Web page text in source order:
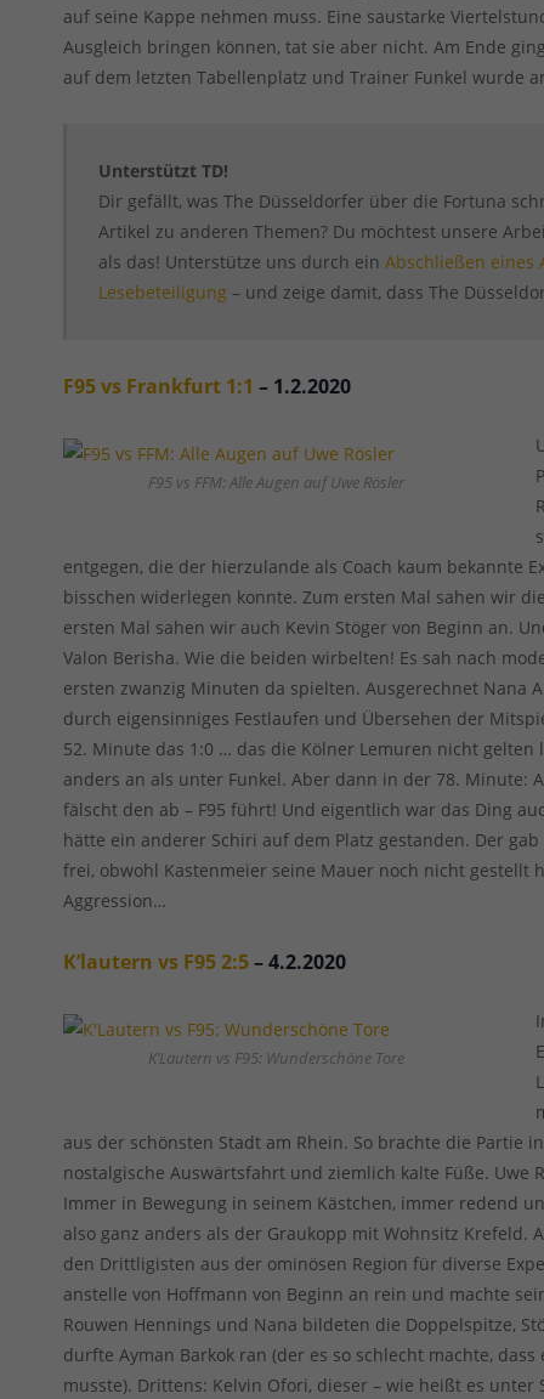
auf seine Kappe nehmen muss. Eine saustarke
Ausgleich bringen können, tat sie aber nicht. Am Ende
auf dem letzten Tabellenplatz und Trainer Funkel wurde
Unterstützt TD!
Dir gefällt, was The Düsseldorfer über die Fortuna
Artikel zu anderen Themen? Du möchtest unsere
als das! Unterstütze uns durch einAbschließen eines
Lesebeteiligung – und zeige damit, dass The
F95 vs Frankfurt 1:1 – 1.2.2020
F95 vs FFM: Alle Augen auf Uwe Rösler
entgegen, die der hierzulande als Coach kaum bekannte
bisschen widerlegen konnte. Zum ersten Mal sahen wir
ersten Mal sahen wir auch Kevin Stöger von Beginn an.
Valon Berisha. Wie die beiden wirbelten! Es sah nach
ersten zwanzig Minuten da spielten. Ausgerechnet Nana
durch eigensinniges Festlaufen und Übersehen der
52. Minute das 1:0 … das die Kölner Lemuren nicht
anders an als unter Funkel. Aber dann in der 78. Minute:
fälscht den ab – F95 führt! Und eigentlich war das Ding
hätte ein anderer Schiri auf dem Platz gestanden. Der
frei, obwohl Kastenmeier seine Mauer noch nicht gestellt
Aggression…
K’lautern vs F95 2:5– 4.2.2020
K’Lautern vs F95: Wunderschöne Tore
aus der schönsten Stadt am Rhein. So brachte die Partie
nostalgische Auswärtsfahrt und ziemlich kalte Füße. Uwe
Immer in Bewegung in seinem Kästchen, immer redend
also ganz anders als der Graukopp mit Wohnsitz Krefeld.
den Drittligisten aus der ominösen Region für diverse
anstelle von Hoffmann von Beginn an rein und machte
Rouwen Hennings und Nana bildeten die Doppelspitze,
durfte Ayman Barkok ran (der es so schlecht machte,
musste). Drittens: Kelvin Ofori, dieser – wie heißt es unter